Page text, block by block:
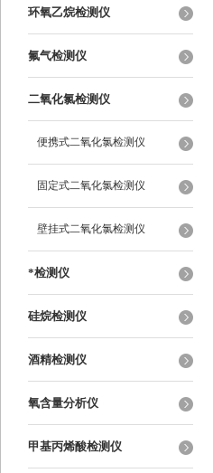
环氧乙烷检测仪
氟气检测仪
二氧化氯检测仪
便携式二氧化氯检测仪
固定式二氧化氯检测仪
壁挂式二氧化氯检测仪
*检测仪
硅烷检测仪
酒精检测仪
氧含量分析仪
甲基丙烯酸检测仪